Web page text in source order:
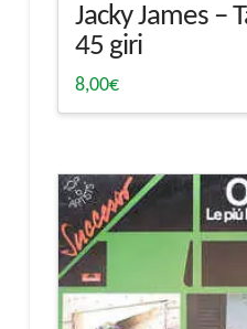
Jacky James –
45 giri
8,00€